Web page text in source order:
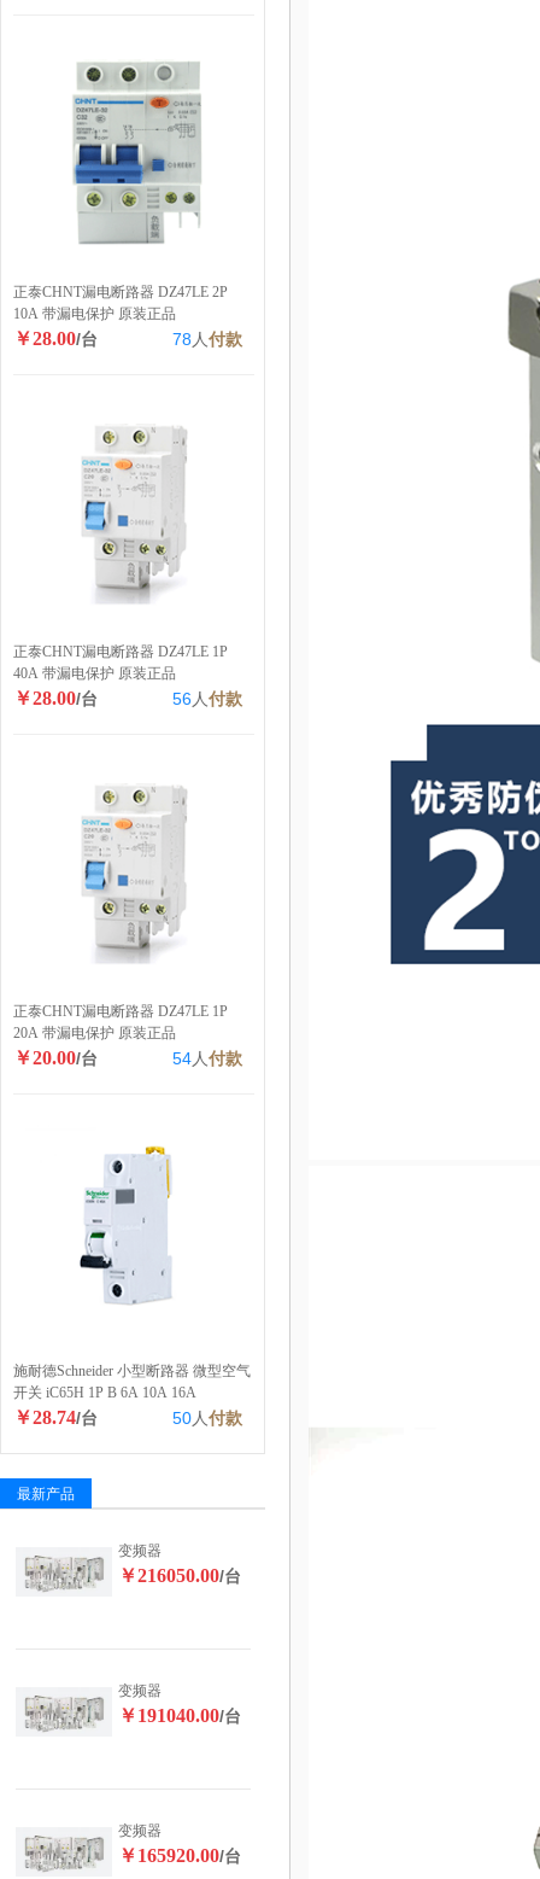
正泰CHNT漏电断路器 DZ47LE 2P
10A 带漏电保护 原装正品
￥28.00/台 78 人付款
正泰CHNT漏电断路器 DZ47LE 1P
40A 带漏电保护 原装正品
￥28.00/台 56人付款
正泰CHNT漏电断路器 DZ47LE 1P
20A 带漏电保护 原装正品
￥20.00/台 54人付款
施耐德Schneider 小型断路器 微型空气
开关 iC65H 1P B 6A 10A 16A
￥28.74/台 50人付款
最新产品
变频器
￥216050.00/台
变频器
￥191040.00/台
变频器
￥165920.00/台